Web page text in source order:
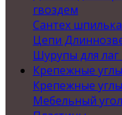
гвоздем
Сантех шпилька
Цепи
Шурупы для лаг
Крепежные
Крепежные
Мебельный